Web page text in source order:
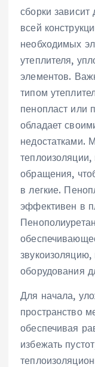
сборки зависит
всей
необходимых
утеплителя,
элементов.
типом
пенопласт или
обладает
недостатками.
теплоизоляции,
обращения,
в легкие.
эффективен в
звукоизоляцию,
оборудования
Для начала,
пространство
обеспечивая
избежать